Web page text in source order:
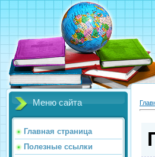
Меню сайта
Главная страница
Полезные ссылки